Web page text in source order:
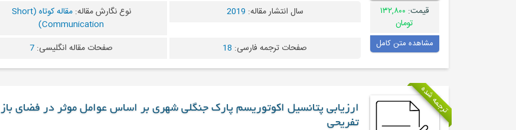
قیمت: ۱۳۲,۸۰۰
تومان
مشاهده متن کامل
سال انتشار مقاله: 2019 نوع نگارش مقاله:
مقاله کوتاه (Short
Communication)
صفحات ترجمه فارسی: 18 صفحات مقاله انگلیسی: 7
ترجمه شده
ارزیابی پتانسیل اکوتوریسم پارک جنگلی شهری بر اساس عوامل موثر در فضای باز
تفریحی